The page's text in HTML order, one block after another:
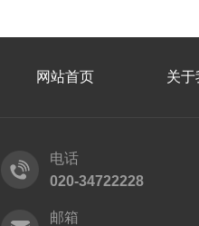
网站首页 关于
电话
020-34722228
邮箱